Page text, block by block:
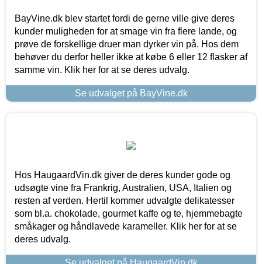
BayVine.dk blev startet fordi de gerne ville give deres
kunder muligheden for at smage vin fra flere lande, og
prøve de forskellige druer man dyrker vin på. Hos dem
behøver du derfor heller ikke at købe 6 eller 12 flasker af
samme vin. Klik her for at se deres udvalg.
Se udvalget på BayVine.dk
Hos HaugaardVin.dk giver de deres kunder gode og
udsøgte vine fra Frankrig, Australien, USA, Italien og
resten af verden. Hertil kommer udvalgte delikatesser
som bl.a. chokolade, gourmet kaffe og te, hjemmebagte
småkager og håndlavede karameller. Klik her for at se
deres udvalg.